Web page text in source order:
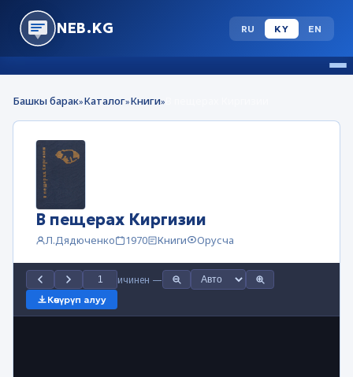
NEB.KG RU KY EN
Башкы барак»Каталог»Книги»
В пещерах Киргизии
Л.Дядюченко 1970 Книги Орусча
ичинен —
Көчүрүп алуу